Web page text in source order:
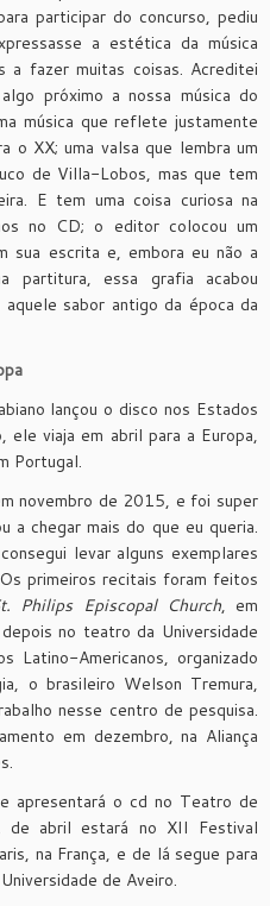
participar do concurso, pediu
a estética da música
a fazer muitas coisas. Acreditei
próximo a nossa música do
música que reflete justamente
o XX; uma valsa que lembra um
de Villa-Lobos, mas que tem
E tem uma coisa curiosa na
no CD; o editor colocou um
sua escrita e, embora eu não a
partitura, essa grafia acabou
sabor antigo da época da
lançou o disco nos Estados
ele viaja em abril para a Europa,
Portugal.
novembro de 2015, e foi super
a chegar mais do que eu queria.
levar alguns exemplares
primeiros recitais foram feitos
Philips Episcopal Church, em
no teatro da Universidade
Latino-Americanos, organizado
o brasileiro Welson Tremura,
nesse centro de pesquisa.
em dezembro, na Aliança
apresentará o cd no Teatro de
de abril estará no XII Festival
na França, e de lá segue para
de Aveiro.